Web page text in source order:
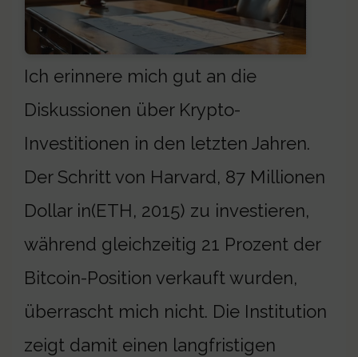
Ich erinnere mich gut an die
Diskussionen über Krypto-
Investitionen in den letzten Jahren.
Der Schritt von Harvard, 87 Millionen
Dollar in(ETH, 2015) zu investieren,
während gleichzeitig 21 Prozent der
Bitcoin-Position verkauft wurden,
überrascht mich nicht. Die Institution
zeigt damit einen langfristigen